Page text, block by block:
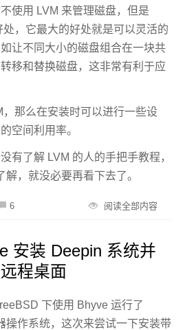
使用 LVM 来管理磁盘，但是
处，它最大的好处就是可以灵活的
让不同大小的磁盘组合在一块共
移和替换磁盘，这非常有利于应
那么在安装时可以进行一些设
空间利用率。
有了解 LVM 的人的手把手教程，
，就没必要再看下去了。
阅读全部内容
6
安装 Deepin 系统并
程桌面
下使用 Bhyve 运行了
操作系统，这次来尝试一下安装带